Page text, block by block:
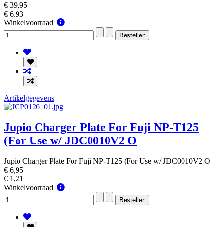
€ 39,95
€ 6,93
Winkelvoorraad
Winkelvoorraad
Artikelgegevens
Jupio Charger Plate For Fuji NP-T125
(For Use w/ JDC0010V2 O
Jupio Charger Plate For Fuji NP-T125 (For Use w/ JDC0010V2 O
€ 6,95
€ 1,21
Winkelvoorraad
Winkelvoorraad